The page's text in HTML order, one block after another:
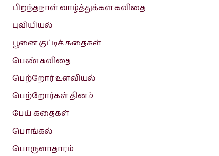
பிறந்தநாள் வாழ்த்துக்கள் கவிதை
புவியியல்
பூனை குட்டிக் கதைகள்
பெண் கவிதை
பெற்றோர் உளவியல்
பெற்றோர்கள் தினம்
பேய் கதைகள்
பொங்கல்
பொருளாதாரம்